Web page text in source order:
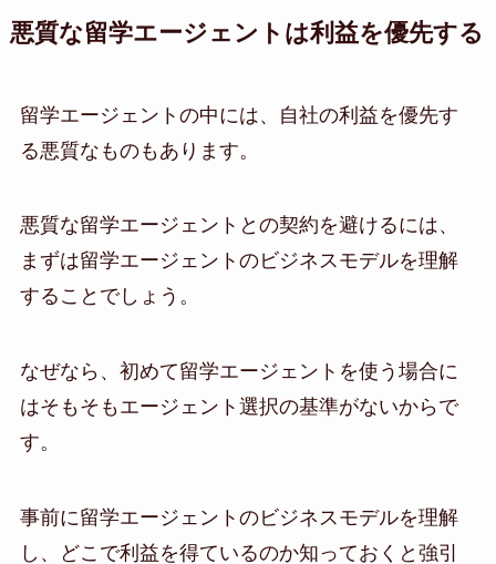
悪質な留学エージェントは利益を優先する
留学エージェントの中には、自社の利益を優先す
る悪質なものもあります。
悪質な留学エージェントとの契約を避けるには、
まずは留学エージェントのビジネスモデルを理解
することでしょう。
なぜなら、初めて留学エージェントを使う場合に
はそもそもエージェント選択の基準がないからで
す。
事前に留学エージェントのビジネスモデルを理解
し、どこで利益を得ているのか知っておくと強引